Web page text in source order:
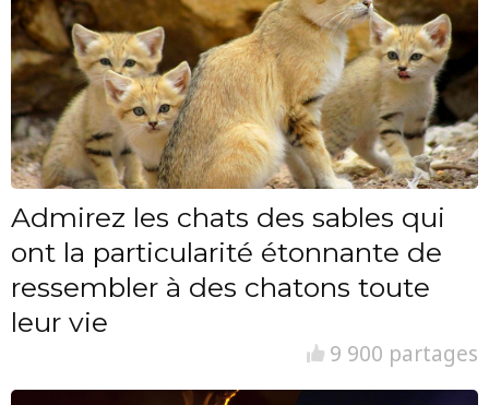
Admirez les chats des sables qui
ont la particularité étonnante de
ressembler à des chatons toute
leur vie
9 900 partages